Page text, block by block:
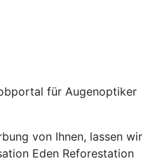
für Augenoptiker
von Ihnen, lassen wir
Eden Reforestation